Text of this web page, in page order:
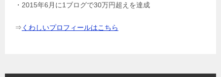
・2015年6月に1ブログで30万円超えを達成
⇒ くわしいプロフィールはこちら